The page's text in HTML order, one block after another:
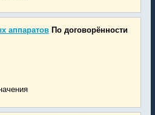
аппаратов По договорённости